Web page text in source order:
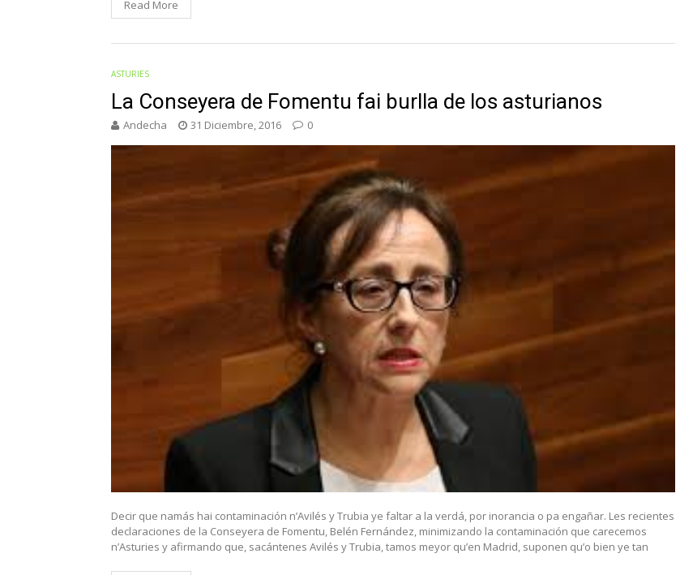
Read More
ASTURIES
La Conseyera de Fomentu fai burlla de los asturianos
Andecha 31 Diciembre, 2016 0
Decir que namás hai contaminación n’Avilés y Trubia ye faltar a la verdá, por inorancia o pa engañar. Les recientes
declaraciones de la Conseyera de Fomentu, Belén Fernández, minimizando la contaminación que carecemos
n’Asturies y afirmando que, sacántenes Avilés y Trubia, tamos meyor qu’en Madrid, suponen qu’o bien ye tan